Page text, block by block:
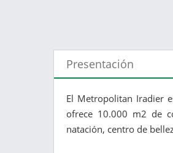
Presentación
El Metropolitan Iradier
ofrece 10.000 m2 de
natación, centro de